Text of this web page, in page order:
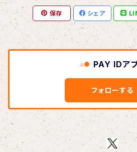
BOAR HUNTER
bud&harbor
Bulbs Of Passion
B玉
Calme Adiction
保存 シェア
PAY IDア
フォローする